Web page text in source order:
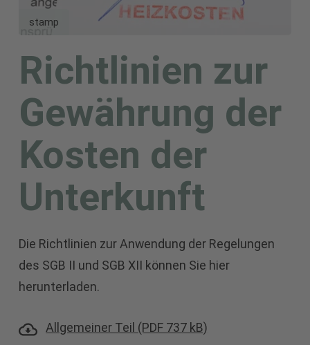
stamp
Richtlinien zur
Gewährung der
Kosten der
Unterkunft
Die Richtlinien zur Anwendung der Regelungen
des SGB II und SGB XII können Sie hier
herunterladen.
Allgemeiner Teil (PDF 737 kB)